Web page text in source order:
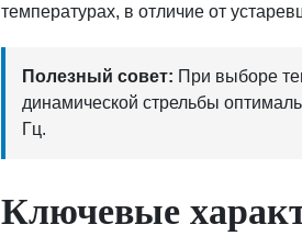
температурах, в отличие от
Полезный совет: При выборе
динамической стрельбы
Гц.
Ключевые